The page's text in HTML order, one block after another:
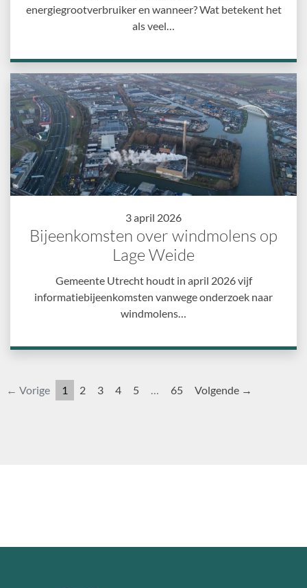
energiegrootverbruiker en wanneer? Wat betekent het
als veel…
3 april 2026
Bijeenkomsten over windmolens op
Lage Weide
Gemeente Utrecht houdt in april 2026 vijf
informatiebijeenkomsten vanwege onderzoek naar
windmolens…
← Vorige 1 2 3 4 5 … 65 Volgende →